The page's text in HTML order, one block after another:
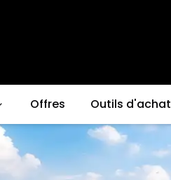
Offres Outils d'achat